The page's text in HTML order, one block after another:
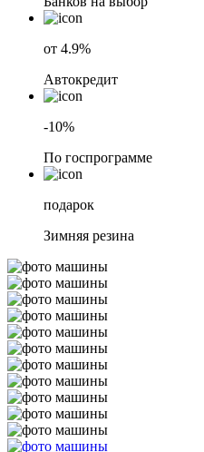
от 4.9%
Автокредит
-10%
По госпрограмме
подарок
Зимняя резина